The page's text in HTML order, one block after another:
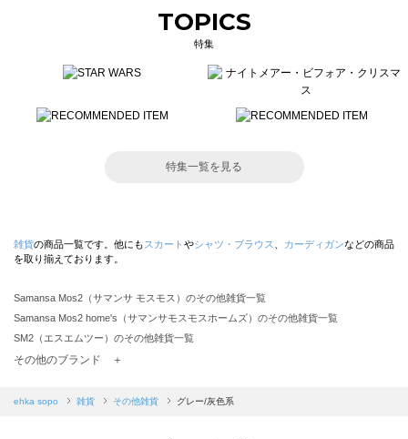
TOPICS
特集
特集一覧を見る
雑貨の商品一覧です。他にも スカート やシャツ・ブラウス カーディガンなどの商品
を取り揃えております。
Samansa Mos2（サマンサ モスモス）のその他雑貨一覧
Samansa Mos2 home's（サマンサモスモスホームズ）のその他雑貨一覧
SM2（エスエムツー）のその他雑貨一覧
TSUHARU by Samansa Mos2（ツハルバイサマンサモスモス）のその他雑貨一覧
Samansa Mos2 blue（サマンサモスモス ブルー）のその他雑貨一覧
その他のブランド ＋
ehka sopo 雑貨 その他雑貨 グレー/灰色系